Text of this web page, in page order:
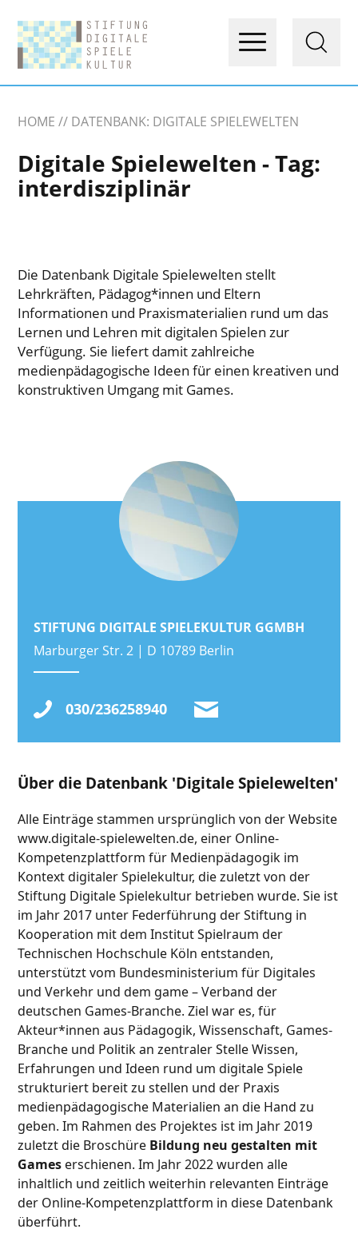
HOME DATENBANK: DIGITALE SPIELEWELTEN
Digitale Spielewelten - Tag:
interdisziplinär
Die Datenbank Digitale Spielewelten stellt
Lehrkräften, Pädagog*innen und Eltern
Informationen und Praxismaterialien rund um das
Lernen und Lehren mit digitalen Spielen zur
Verfügung. Sie liefert damit zahlreiche
medienpädagogische Ideen für einen kreativen und
konstruktiven Umgang mit Games.
STIFTUNG DIGITALE SPIELEKULTUR GGMBH
Marburger Str. 2 | D 10789 Berlin
030/236258940
Über die Datenbank 'Digitale Spielewelten'
Alle Einträge stammen ursprünglich von der Website
www.digitale-spielewelten.de, einer Online-
Kompetenzplattform für Medienpädagogik im
Kontext digitaler Spielekultur, die zuletzt von der
Stiftung Digitale Spielekultur betrieben wurde. Sie ist
im Jahr 2017 unter Federführung der Stiftung in
Kooperation mit dem Institut Spielraum der
Technischen Hochschule Köln entstanden,
unterstützt vom Bundesministerium für Digitales
und Verkehr und dem game – Verband der
deutschen Games-Branche. Ziel war es, für
Akteur*innen aus Pädagogik, Wissenschaft, Games-
Branche und Politik an zentraler Stelle Wissen,
Erfahrungen und Ideen rund um digitale Spiele
strukturiert bereit zu stellen und der Praxis
medienpädagogische Materialien an die Hand zu
geben. Im Rahmen des Projektes ist im Jahr 2019
zuletzt die Broschüre Bildung neu gestalten mit
Games erschienen. Im Jahr 2022 wurden alle
inhaltlich und zeitlich weiterhin relevanten Einträge
der Online-Kompetenzplattform in diese Datenbank
überführt.